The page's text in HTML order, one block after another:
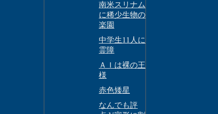
南米スリナム
に稀少生物の
楽園
中学生11人に
霊障
ＡＩは裸の王
様
赤色矮星
なんでも評